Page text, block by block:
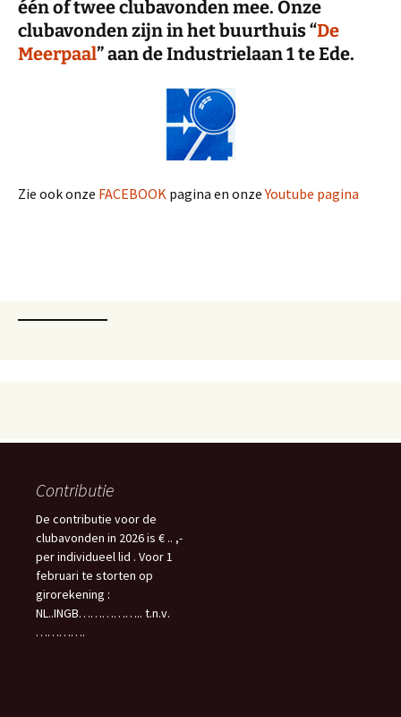
één of twee clubavonden mee. Onze
clubavonden zijn in het buurthuis “De
Meerpaal” aan de Industrielaan 1 te Ede.
Zie ook onze FACEBOOK pagina en onzeYoutube pagina
Contributie
De contributie voor de
clubavonden in 2026 is € .. ,-
per individueel lid . Voor 1
februari te storten op
girorekening :
NL..INGB…………….. t.n.v.
………….